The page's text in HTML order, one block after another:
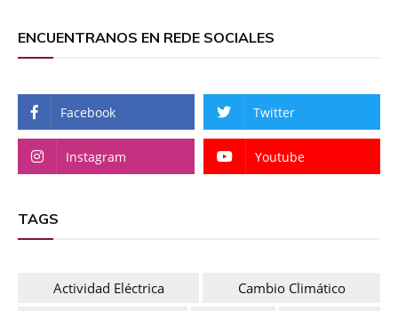
ENCUENTRANOS EN REDE SOCIALES
Facebook Twitter
Instagram Youtube
TAGS
Actividad Eléctrica
Cambio Climático